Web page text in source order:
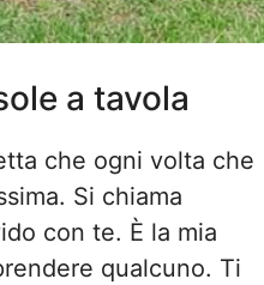
a tavola
che ogni volta che
Si chiama
con te. È la mia
qualcuno. Ti